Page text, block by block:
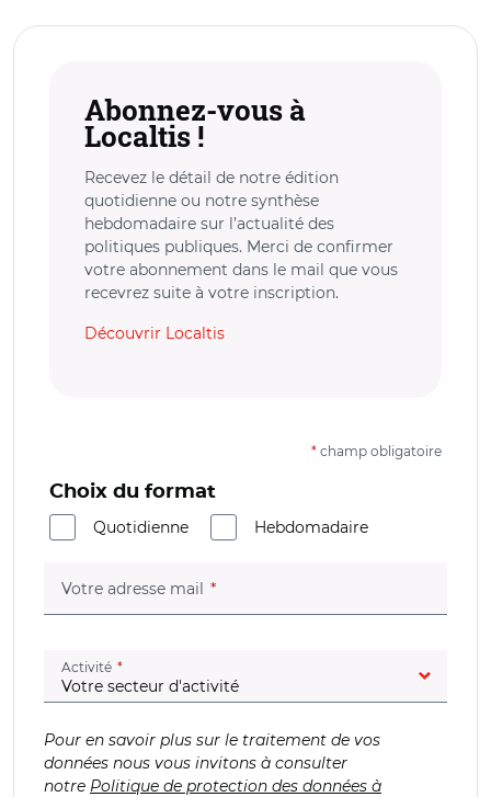
Abonnez-vous à
Localtis !
Recevez le détail de notre édition
quotidienne ou notre synthèse
hebdomadaire sur l’actualité des
politiques publiques. Merci de confirmer
votre abonnement dans le mail que vous
recevrez suite à votre inscription.
Découvrir Localtis
* champ obligatoire
Choix du format
Quotidienne
Hebdomadaire
Votre adresse mail (champ obligatoire)
Activité (champ obligatoire)
Pour en savoir plus sur le traitement de vos
données nous vous invitons à consulter
notre Politique de protection des données à